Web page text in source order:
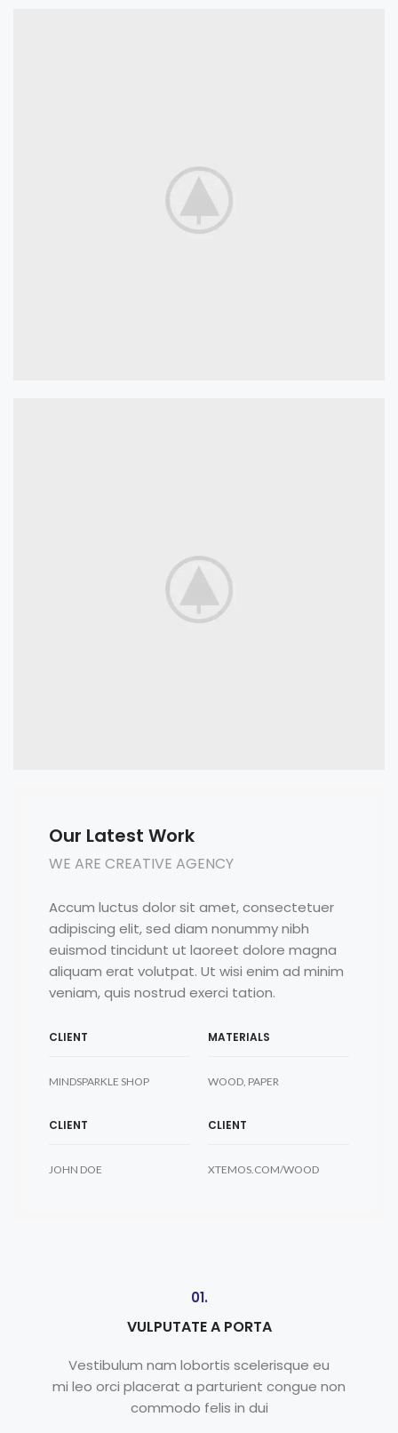
Our Latest Work
WE ARE CREATIVE AGENCY
Accum luctus dolor sit amet, consectetuer
adipiscing elit, sed diam nonummy nibh
euismod tincidunt ut laoreet dolore magna
aliquam erat volutpat. Ut wisi enim ad minim
veniam, quis nostrud exerci tation.
CLIENT MATERIALS
MINDSPARKLE SHOP WOOD, PAPER
CLIENT CLIENT
JOHN DOE XTEMOS.COM/WOOD
01.
VULPUTATE A PORTA
Vestibulum nam lobortis scelerisque eu
mi leo orci placerat a parturient congue non
commodo felis in dui